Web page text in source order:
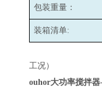
包装重量：
装箱清单:
工况）
ouhor大功率搅拌